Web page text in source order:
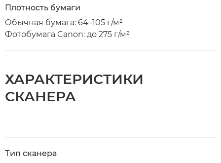
Плотность бумаги
Обычная бумага: 64–105 г/м²
Фотобумага Canon: до 275 г/м²
ХАРАКТЕРИСТИКИ
СКАНЕРА
Тип сканера